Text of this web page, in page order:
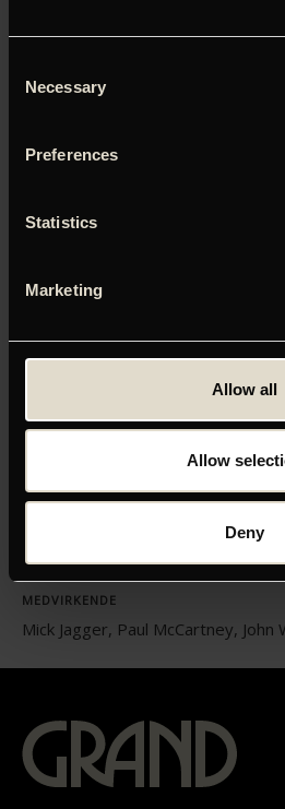
Selection
Necessary
Preferences
Statistics
Marketing
Allow all
Allow
Deny
rock’n’roll i en grad, der gør det
Little Richard: I Am Everything
Lisa Cortés
01:38
MEDVIRKENDE
Mick Jagger, Paul McCartney, John